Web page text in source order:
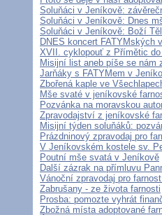
Soluňáci v Jeníkově:
Soluňáci v Jeníkově: Dnes
Soluňáci v Jeníkově: Boží
DNES koncert FATYMských
XVII. cyklopouť z Přímětic
Misijní list aneb píše se nám
Jarňáky s FATYMem v
Zbořená kaple ve
Mše svaté v jeníkovské
Pozvánka na moravskou
Zpravodajství z jeníkovské
Misijní týden soluňáků:
Prázdninový zpravodaj pro
V Jeníkovském kostele sv.
Poutní mše svatá v Jeníkově
Další zázrak na přímluvu
Vánoční zpravodaj pro
Zabrušany - ze života farnosti
Prosba: pomozte vyhrát
Zbožná místa adoptované